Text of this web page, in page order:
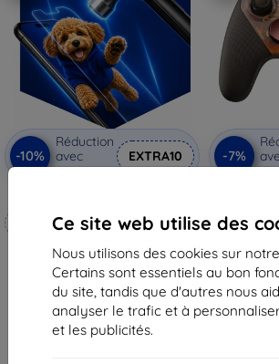
Ce site web utilise des
Nous utilisons des cookies sur
Certains sont essentiels au bon
du site, tandis que d'autres nous
analyser le trafic et à
et les publicités.
-10%
Réduction
avec
coupon
EXTRA10
Fabriqué sur mesure
20,90 €
18,82 €
En stock 4 pièces
-7%
En